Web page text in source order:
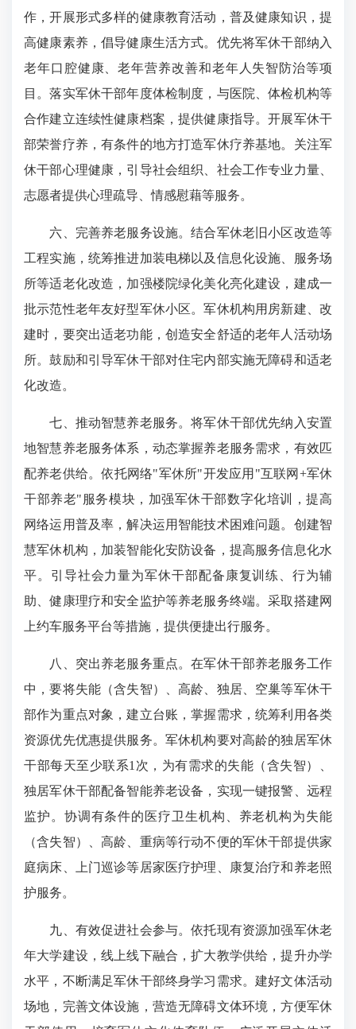
作，开展形式多样的健康教育活动，普及健康知识，提
高健康素养，倡导健康生活方式。优先将军休干部纳入
老年口腔健康、老年营养改善和老年人失智防治等项
目。落实军休干部年度体检制度，与医院、体检机构等
合作建立连续性健康档案，提供健康指导。开展军休干
部荣誉疗养，有条件的地方打造军休疗养基地。关注军
休干部心理健康，引导社会组织、社会工作专业力量、
志愿者提供心理疏导、情感慰藉等服务。
六、完善养老服务设施。结合军休老旧小区改造等
工程实施，统筹推进加装电梯以及信息化设施、服务场
所等适老化改造，加强楼院绿化美化亮化建设，建成一
批示范性老年友好型军休小区。军休机构用房新建、改
建时，要突出适老功能，创造安全舒适的老年人活动场
所。鼓励和引导军休干部对住宅内部实施无障碍和适老
化改造。
七、推动智慧养老服务。将军休干部优先纳入安置
地智慧养老服务体系，动态掌握养老服务需求，有效匹
配养老供给。依托网络"军休所"开发应用"互联网+军休
干部养老"服务模块，加强军休干部数字化培训，提高
网络运用普及率，解决运用智能技术困难问题。创建智
慧军休机构，加装智能化安防设备，提高服务信息化水
平。引导社会力量为军休干部配备康复训练、行为辅
助、健康理疗和安全监护等养老服务终端。采取搭建网
上约车服务平台等措施，提供便捷出行服务。
八、突出养老服务重点。在军休干部养老服务工作
中，要将失能（含失智）、高龄、独居、空巢等军休干
部作为重点对象，建立台账，掌握需求，统筹利用各类
资源优先优惠提供服务。军休机构要对高龄的独居军休
干部每天至少联系1次，为有需求的失能（含失智）、
独居军休干部配备智能养老设备，实现一键报警、远程
监护。协调有条件的医疗卫生机构、养老机构为失能
（含失智）、高龄、重病等行动不便的军休干部提供家
庭病床、上门巡诊等居家医疗护理、康复治疗和养老照
护服务。
九、有效促进社会参与。依托现有资源加强军休老
年大学建设，线上线下融合，扩大教学供给，提升办学
水平，不断满足军休干部终身学习需求。建好文体活动
场地，完善文体设施，营造无障碍文体环境，方便军休